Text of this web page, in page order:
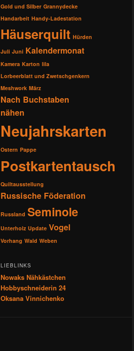
Gold und Silber Grannydecke
Handarbeit Handy-Ladestation
Häuserquilt Hürden
Juli Juni Kalendermonat
Kamera Karton lila
Lorbeerblatt und Zwetschgenkern
Meshwork März
Nach Buchstaben
nähen
Neujahrskarten
Ostern Pappe
Postkartentausch
Quiltausstellung
Russische Föderation
Russland Seminole
Unterholz Update Vogel
Vorhang Wald Weben
LIEBLINKS
Nowaks Nähkästchen
Hobbyschneiderin 24
Oksana Vinnichenko